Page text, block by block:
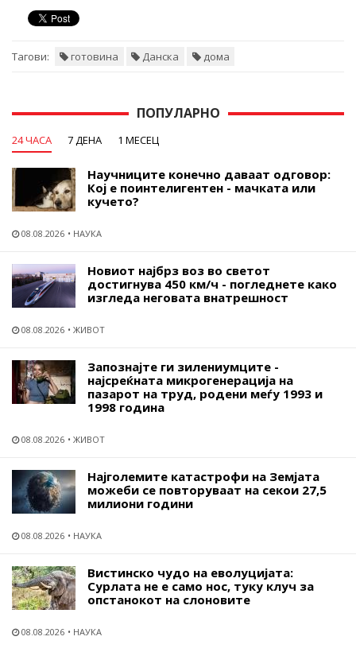
Тагови: готовина Данска дома
ПОПУЛАРНО
24 ЧАСА 7 ДЕНА 1 МЕСЕЦ
Научниците конечно даваат одговор:
Кој е поинтелигентен - мачката или
кучето?
08.08.2026 НАУКА
Новиот најбрз воз во светот
достигнува 450 км/ч - погледнете како
изгледа неговата внатрешност
08.08.2026 ЖИВОТ
Запознајте ги зилениумците -
најсреќната микрогенерација на
пазарот на труд, родени меѓу 1993 и
1998 година
08.08.2026 ЖИВОТ
Најголемите катастрофи на Земјата
можеби се повторуваат на секои 27,5
милиони години
08.08.2026 НАУКА
Вистинско чудо на еволуцијата:
Сурлата не е само нос, туку клуч за
опстанокот на слоновите
08.08.2026 НАУКА